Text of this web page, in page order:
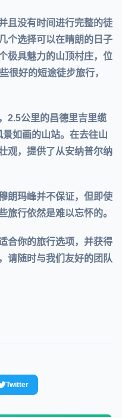
且没有时间进行完整的徒
个选择可以在晴朗的日子
极具魅力的山顶村庄，位
很好的短途徒步旅行，
2.5公里的昌德里吉里缆
如画的山站。在去往山
观，提供了从安纳普尔纳
朗玛峰并不保证，但即使
旅行依然是难以忘怀的。
合你的旅行选项，并获得
请随时与我们友好的团队
Twitter